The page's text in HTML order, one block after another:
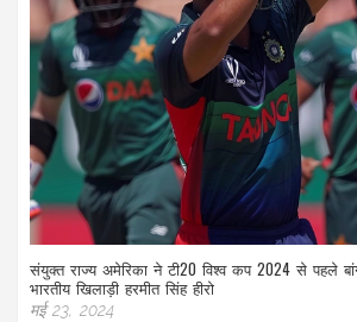
संयुक्त राज्य अमेरिका ने टी20 विश्व कप 2024 से पहले
भारतीय खिलाड़ी हरमीत सिंह हीरो
मई 23, 2024